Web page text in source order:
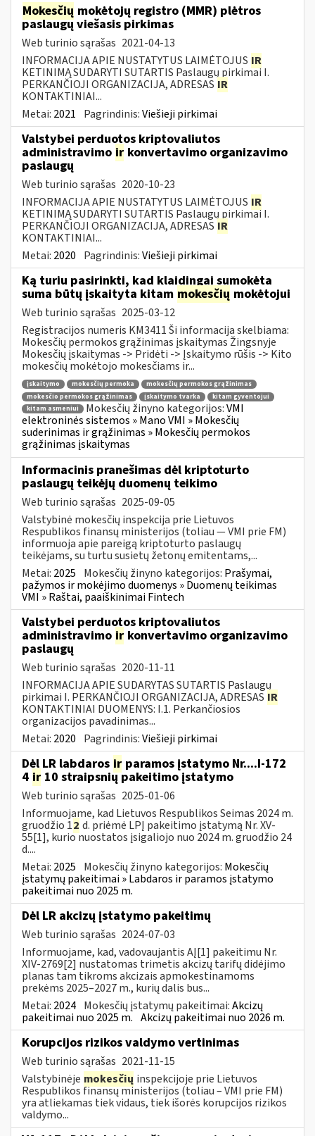
Mokesčių mokėtojų registro (MMR) plėtros
paslaugų viešasis pirkimas
Web turinio sąrašas 2021-04-13
INFORMACIJA APIE NUSTATYTUS LAIMĖTOJUS IR
KETINIMĄ SUDARYTI SUTARTIS Paslaugų pirkimai I.
PERKANČIOJI ORGANIZACIJA, ADRESAS IR
KONTAKTINIAI...
Metai: 2021 Pagrindinis:Viešieji pirkimai
Valstybei perduotos kriptovaliutos
administravimo ir konvertavimo organizavimo
paslaugų
Web turinio sąrašas 2020-10-23
INFORMACIJA APIE NUSTATYTUS LAIMĖTOJUS IR
KETINIMĄ SUDARYTI SUTARTIS Paslaugų pirkimai I.
PERKANČIOJI ORGANIZACIJA, ADRESAS IR
KONTAKTINIAI...
Metai: 2020 Pagrindinis:Viešieji pirkimai
Ką turiu pasirinkti, kad klaidingai sumokėta
suma būtų įskaityta kitam mokesčių mokėtojui
Web turinio sąrašas 2025-03-12
Registracijos numeris KM3411 Ši informacija skelbiama:
Mokesčių permokos grąžinimas įskaitymas Žingsnyje
Mokesčių įskaitymas -> Pridėti -> Įskaitymo rūšis -> Kito
mokesčių mokėtojo mokesčiams ir...
įskaitymo mokesčių permoka
mokesčių permokos grąžinimas
mokesčio permokos grąžinimas
įskaitymo tvarka
kitam gyventojui
kitam asmeniui
Mokesčių žinyno kategorijos:VMI
elektroninės sistemos » Mano VMI » Mokesčių
suderinimas ir grąžinimas » Mokesčių permokos
grąžinimas įskaitymas
Informacinis pranešimas dėl kriptoturto
paslaugų teikėjų duomenų teikimo
Web turinio sąrašas 2025-09-05
Valstybinė mokesčių inspekcija prie Lietuvos
Respublikos finansų ministerijos (toliau — VMI prie FM)
informuoja apie pareigą kriptoturto paslaugų
teikėjams, su turtu susietų žetonų emitentams,...
Metai: 2025 Mokesčių žinyno kategorijos: Prašymai,
pažymos ir mokėjimo duomenys » Duomenų teikimas
VMI » Raštai, paaiškinimai Fintech
Valstybei perduotos kriptovaliutos
administravimo ir konvertavimo organizavimo
paslaugų
Web turinio sąrašas 2020-11-11
INFORMACIJA APIE SUDARYTAS SUTARTIS Paslaugų
pirkimai I. PERKANČIOJI ORGANIZACIJA, ADRESAS IR
KONTAKTINIAI DUOMENYS: I.1. Perkančiosios
organizacijos pavadinimas...
Metai: 2020 Pagrindinis:Viešieji pirkimai
Dėl LR labdaros ir paramos įstatymo Nr....I-172
4 ir 10 straipsnių pakeitimo įstatymo
Web turinio sąrašas 2025-01-06
Informuojame, kad Lietuvos Respublikos Seimas 2024 m.
gruodžio 12 d. priėmė LPĮ pakeitimo įstatymą Nr. XV-
55[1], kurio nuostatos įsigaliojo nuo 2024 m. gruodžio 24
d....
Metai: 2025 Mokesčių žinyno kategorijos: Mokesčių
įstatymų pakeitimai » Labdaros ir paramos įstatymo
pakeitimai nuo 2025 m.
Dėl LR akcizų įstatymo pakeitimų
Web turinio sąrašas 2024-07-03
Informuojame, kad, vadovaujantis AĮ[1] pakeitimu Nr.
XIV-2769[2] nustatomas trimetis akcizų tarifų didėjimo
planas tam tikroms akcizais apmokestinamoms
prekėms 2025–2027 m., kurių dalis bus...
Metai: 2024 Mokesčių įstatymų pakeitimai:Akcizų
pakeitimai nuo 2025 m. Akcizų pakeitimai nuo 2026 m.
Korupcijos rizikos valdymo vertinimas
Web turinio sąrašas 2021-11-15
Valstybinėje mokesčių inspekcijoje prie Lietuvos
Respublikos finansų ministerijos (toliau – VMI prie FM)
yra atliekamas tiek vidaus, tiek išorės korupcijos rizikos
valdymo...